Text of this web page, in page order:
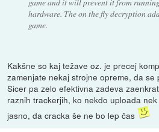
hardware. The on the fly decryption
game.
Kakšne so kaj težave oz. je precej
zamenjate nekaj strojne opreme, da se
Sicer pa zelo efektivna zadeva
raznih trackerjih, ko nekdo uploada
jasno, da cracka še ne bo lep čas